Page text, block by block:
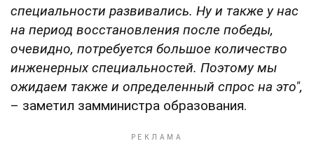
специальности развивались. Ну и также у нас
на период восстановления после победы,
очевидно, потребуется большое количество
инженерных специальностей. Поэтому мы
ожидаем также и определенный спрос на это",
– заметил замминистра образования.